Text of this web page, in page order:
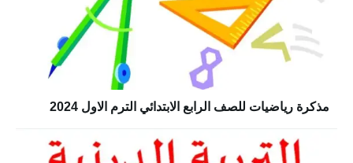
مذكرة رياضيات للصف الرابع الابتدائي الترم الاول 2024